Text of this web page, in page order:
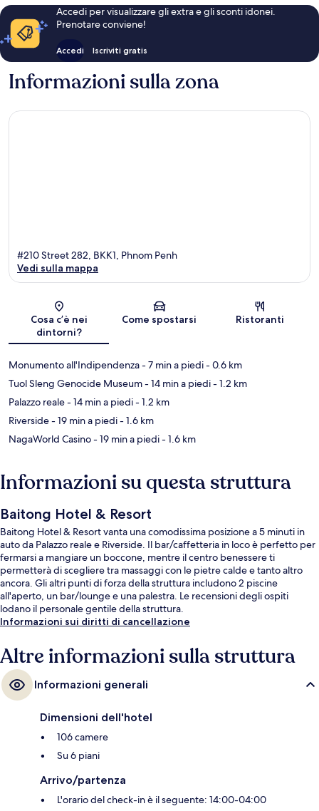
Accedi per visualizzare gli extra e gli sconti idonei.
Prenotare conviene!
Accedi Iscriviti gratis
Informazioni sulla zona
Mappa
#210 Street 282, BKK1, Phnom Penh
Vedi sulla mappa
Cosa c’è nei
dintorni?
Come spostarsi Ristoranti
Monumento all'Indipendenza- 7 min a piedi- 0.6 km
Tuol Sleng Genocide Museum- 14 min a piedi- 1.2 km
Palazzo reale- 14 min a piedi- 1.2 km
Riverside- 19 min a piedi- 1.6 km
NagaWorld Casino- 19 min a piedi- 1.6 km
Informazioni su questa struttura
Baitong Hotel & Resort
Baitong Hotel & Resort vanta una comodissima posizione a 5 minuti in
auto da Palazzo reale e Riverside. Il bar/caffetteria in loco è perfetto per
fermarsi a mangiare un boccone, mentre il centro benessere ti
permetterà di scegliere tra massaggi con le pietre calde e tanto altro
ancora. Gli altri punti di forza della struttura includono 2 piscine
all'aperto, un bar/lounge e una palestra. Le recensioni degli ospiti
lodano il personale gentile della struttura.
Informazioni sui diritti di cancellazione
Altre informazioni sulla struttura
Informazioni generali
Dimensioni dell'hotel
106 camere
Su 6 piani
Arrivo/partenza
L'orario del check-in è il seguente: 14:00-04:00